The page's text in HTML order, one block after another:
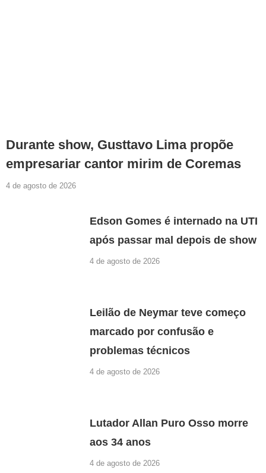
Durante show, Gusttavo Lima propõe
empresariar cantor mirim de Coremas
4 de agosto de 2026
Edson Gomes é internado na UTI
após passar mal depois de show
4 de agosto de 2026
Leilão de Neymar teve começo
marcado por confusão e
problemas técnicos
4 de agosto de 2026
Lutador Allan Puro Osso morre
aos 34 anos
4 de agosto de 2026